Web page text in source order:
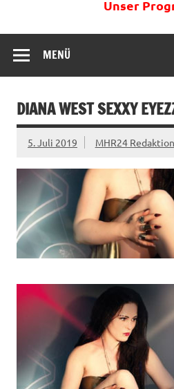
Unser
MENÜ
DIANA WEST SEXXY
5. Juli 2019 MHR24 Redaktion